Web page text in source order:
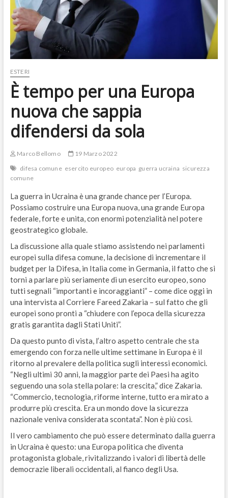
ESTERI
È tempo per una Europa
nuova che sappia
difendersi da sola
Marco Bellomo
19 Marzo 2022
difesa comune esercito europeo europa guerra ucraina sicurezza
comune
La guerra in Ucraina è una grande chance per l’Europa.
Possiamo costruire una Europa nuova, una grande Europa
federale, forte e unita, con enormi potenzialità nel potere
geostrategico globale.
La discussione alla quale stiamo assistendo nei parlamenti
europei sulla difesa comune, la decisione di incrementare il
budget per la Difesa, in Italia come in Germania, il fatto che si
torni a parlare più seriamente di un esercito europeo, sono
tutti segnali “importanti e incoraggianti” – come dice oggi in
una intervista al Corriere Fareed Zakaria – sul fatto che gli
europei sono pronti a “chiudere con l’epoca della sicurezza
gratis garantita dagli Stati Uniti”.
Da questo punto di vista, l’altro aspetto centrale che sta
emergendo con forza nelle ultime settimane in Europa è il
ritorno al prevalere della politica sugli interessi economici.
“Negli ultimi 30 anni, la maggior parte dei Paesi ha agito
seguendo una sola stella polare: la crescita,” dice Zakaria.
“Commercio, tecnologia, riforme interne, tutto era mirato a
produrre più crescita. Era un mondo dove la sicurezza
nazionale veniva considerata scontata”. Non è più così.
Il vero cambiamento che può essere determinato dalla guerra
in Ucraina è questo: una Europa politica che diventa
protagonista globale, rivitalizzando i valori di libertà delle
democrazie liberali occidentali, al fianco degli Usa.